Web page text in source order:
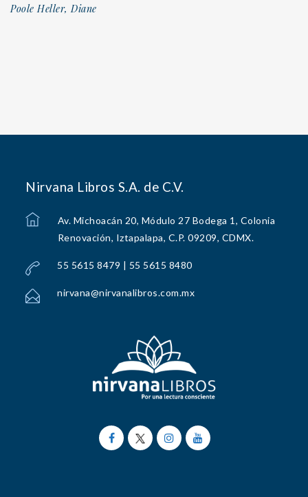
Poole Heller, Diane
Nirvana Libros S.A. de C.V.
Av. Michoacán 20, Módulo 27 Bodega 1, Colonia
Renovación, Iztapalapa, C.P. 09209, CDMX.
55 5615 8479 | 55 5615 8480
nirvana@nirvanalibros.com.mx